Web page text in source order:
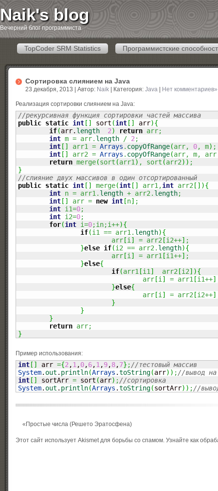
Naik's blog
Вечерний блог программиста
TopCoder SRM Statistics Программистские
Сортировка слиянием на Java
23 декабря, 2013 | Автор: Naik | Категория:Java Нет комментариев»
Реализация сортировки слиянием на Java:
//рекурсивная функция сортировки частей массива
public static int [ ] sort (int [ ] arr){
if(arr. length 2) return arr;
int m = arr. length / 2 ;
int [ ] arr1 = Arrays . copyOfRange(arr, 0, m) ;
int [ ] arr2 = Arrays . copyOfRange(arr, m,
return merge(sort (arr1 ) , sort (arr2) ) ;
}
//слияние двух массивов в один отсортированный
public static int [ ] merge(int [ ] arr1,int arr2 [ ] ){
int n = arr1. length + arr2. length;
int [ ] arr = new int [n] ;
int i1=0;
int i2=0;
for(int i=0;i n;i++){
if(i1 == arr1. length){
			arr
[i ] = arr2 [i2++] ;
}else if(i2 == arr2. length){
			arr
[i ] = arr1 [i1++] ;
}else{
if(arr1 [i1 ] arr2 [i2] ){
				arr
[i ] = arr1 [i1++]
}else{
				arr
[i ] = arr2 [i2++]
}
}
}
return arr;
}
Пример использования:
int [ ] arr ={2 ,1 ,0,6,1 ,9,8,7} ;//тестовый массив
System. out . println(Arrays .toString(arr) ) ;//вывод на
int [ ] sortArr = sort (arr) ;//сортировка
System. out . println(Arrays .toString(sortArr) ) ;//
« Простые числа (Решето Эратосфена)
Этот сайт использует Akismet для борьбы со спамом. Узнайте как